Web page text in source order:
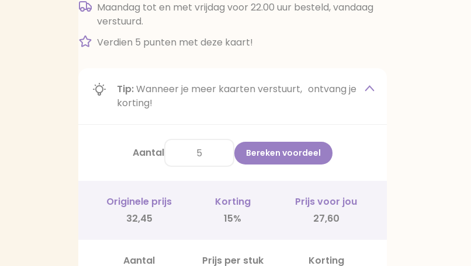
Maandag tot en met vrijdag voor 22.00 uur besteld, vandaag
verstuurd.
Verdien 5 punten met deze kaart!
Tip:Wanneer je meer kaarten verstuurt, ontvang je
korting!
Aantal Bereken voordeel
Originele prijs Korting
Prijs voor jou
32,45
15% 27,60
Aantal Prijs per stuk
Korting